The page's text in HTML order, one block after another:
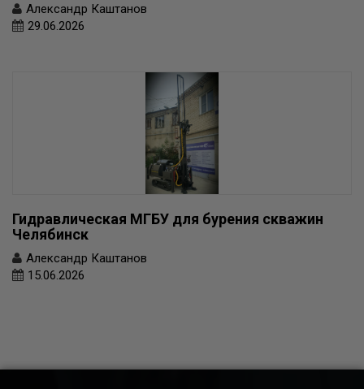
Александр Каштанов
29.06.2026
Гидравлическая МГБУ для бурения скважин
Челябинск
Александр Каштанов
15.06.2026